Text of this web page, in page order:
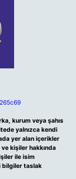
kurum veya şahıs
yalnızca kendi
yer alan içerikler
kişiler hakkında
ile isim
bilgiler taslak